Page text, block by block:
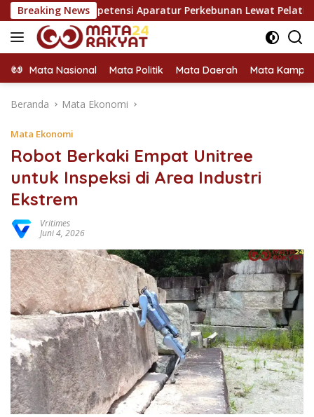
Langsung
ke
konten
Breaking NewsAparatur Perkebunan Lewat Pelatihan Avenza
Mata Nasional Mata Politik Mata Daerah Mata
Beranda Mata Ekonomi
Mata Ekonomi
Robot Berkaki Empat Unitree
untuk Inspeksi di Area Industri
Ekstrem
Vritimes
Juni 4, 2026